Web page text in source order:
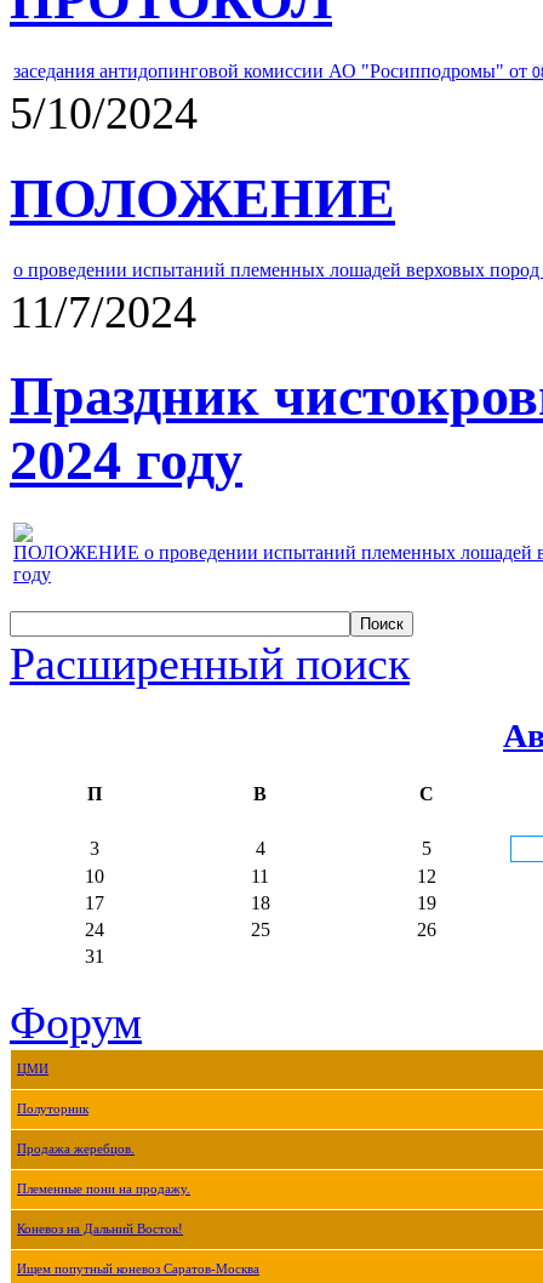
заседания антидопинговой комиссии АО "Росипподромы" от
5/10/2024
ПОЛОЖЕНИЕ
о проведении испытаний племенных лошадей верховых
11/7/2024
Праздник
2024 году
ПОЛОЖЕНИЕ о проведении испытаний племенных лошадей
году
Расширенный поиск
П В С
3 4
5
10
11
12
17
18
19
24
25
26
31
Форум
ЦМИ
Полуторник
Продажа жеребцов.
Племенные пони на продажу.
Коневоз на Дальний Восток!
Ищем попутный коневоз Саратов-Москва